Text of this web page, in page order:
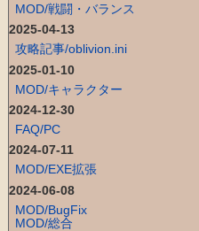
MOD/戦闘・バランス
2025-04-13
攻略記事/oblivion.ini
2025-01-10
MOD/キャラクター
2024-12-30
FAQ/PC
2024-07-11
MOD/EXE拡張
2024-06-08
MOD/BugFix
MOD/総合